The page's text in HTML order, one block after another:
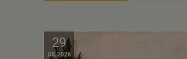
29
05.2026